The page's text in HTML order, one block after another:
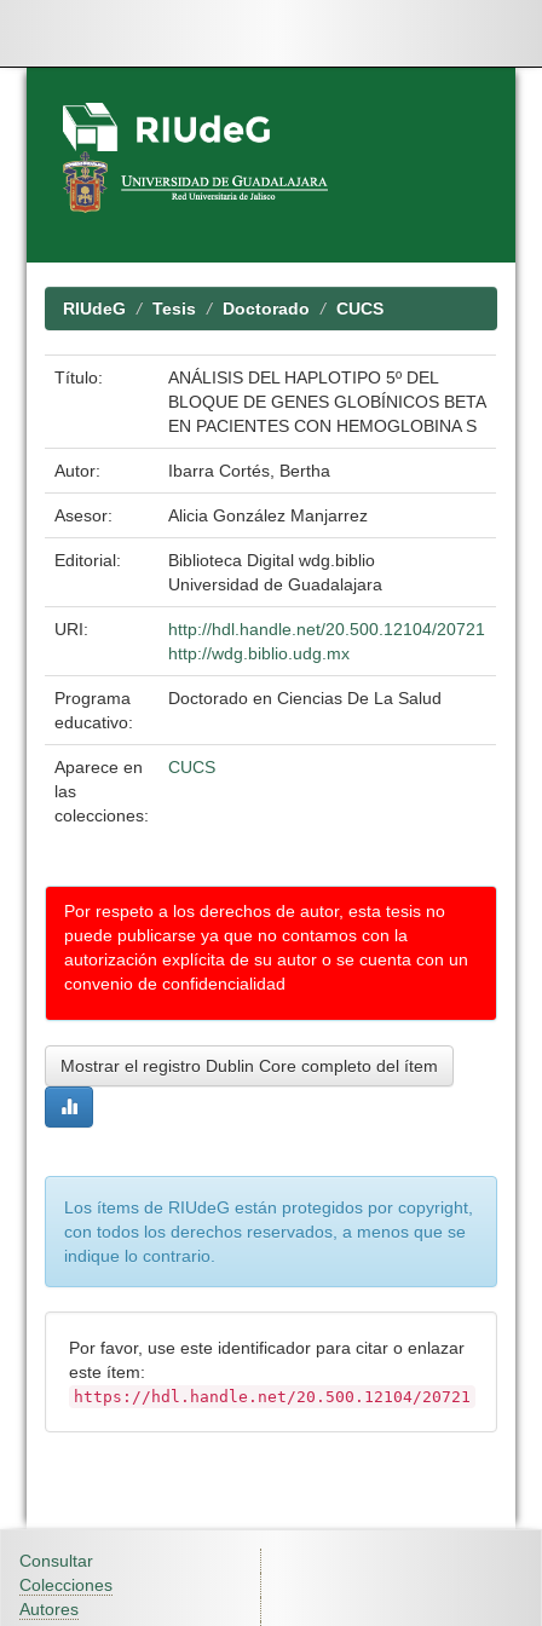
Skip
navigation
RIUdeG Tesis Doctorado CUCS
Título:
ANÁLISIS DEL HAPLOTIPO 5º DEL
BLOQUE DE GENES GLOBÍNICOS BETA
EN PACIENTES CON HEMOGLOBINA S
Autor: Ibarra Cortés, Bertha
Asesor: Alicia González Manjarrez
Editorial:
Biblioteca Digital wdg.biblio
Universidad de Guadalajara
URI:
http://hdl.handle.net/20.500.12104/20721
http://wdg.biblio.udg.mx
Programa
educativo:
Doctorado en Ciencias De La Salud
Aparece en
las
colecciones:
CUCS
Por respeto a los derechos de autor, esta tesis no
puede publicarse ya que no contamos con la
autorización explícita de su autor o se cuenta con un
convenio de confidencialidad
Mostrar el registro Dublin Core completo del ítem
Los ítems de RIUdeG están protegidos por copyright,
con todos los derechos reservados, a menos que se
indique lo contrario.
Por favor, use este identificador para citar o enlazar
este ítem:
https://hdl.handle.net/20.500.12104/20721
Consultar
Colecciones
Autores